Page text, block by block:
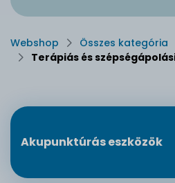
Webshop
Összes kategória
Terápiás és
Akupunktúrás eszközök